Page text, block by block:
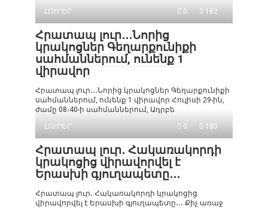
ԼՈՒՐԵՐ
0 182
Հրատապ լուր․․․Նորից
կրակոցներ Գեղարքունիքի
սահմաններում, ունենք 1
վիրավոր
Հրատապ լուր․․․Նորից կրակոցներ Գեղարքունիքի
սահմաններում, ունենք 1 վիրավոր Հուլիսի 29-ին,
ժամը 08։40-ի սահմաններում, Ադրբե
ԼՈՒՐԵՐ
0 180
Հրատապ լուր․ Հակառակորդի
կրակոցից վիրավորվել է
Երասխի գյուղապետը․․․
Հրատապ լուր․ Հակառակորդի կրակոցից
վիրավորվել է Երասխի գյուղապետը․․․ Քիչ առաջ